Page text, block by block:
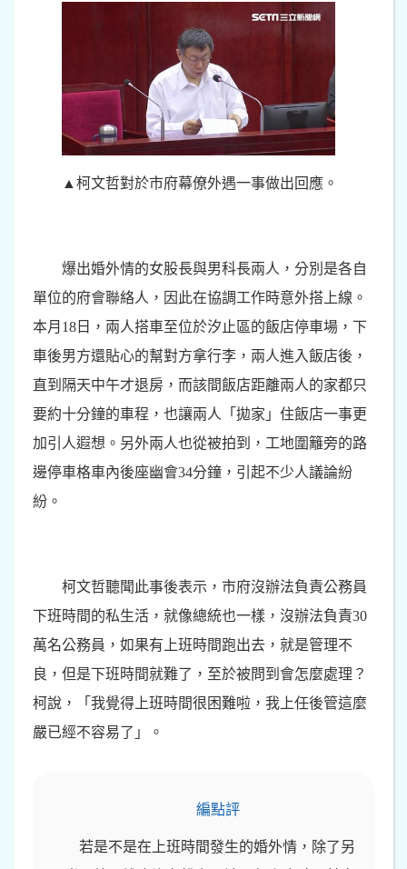
▲柯文哲對於市府幕僚外遇一事做出回應。
爆出婚外情的女股長與男科長兩人，分別是各自
單位的府會聯絡人，因此在協調工作時意外搭上線。
本月18日，兩人搭車至位於汐止區的飯店停車場，下
車後男方還貼心的幫對方拿行李，兩人進入飯店後，
直到隔天中午才退房，而該間飯店距離兩人的家都只
要約十分鐘的車程，也讓兩人「拋家」住飯店一事更
加引人遐想。另外兩人也從被拍到，工地圍籬旁的路
邊停車格車內後座幽會34分鐘，引起不少人議論紛
紛。
柯文哲聽聞此事後表示，市府沒辦法負責公務員
下班時間的私生活，就像總統也一樣，沒辦法負責30
萬名公務員，如果有上班時間跑出去，就是管理不
良，但是下班時間就難了，至於被問到會怎麼處理？
柯說，「我覺得上班時間很困難啦，我上任後管這麼
嚴已經不容易了」。
編點評
若是不是在上班時間發生的婚外情，除了另